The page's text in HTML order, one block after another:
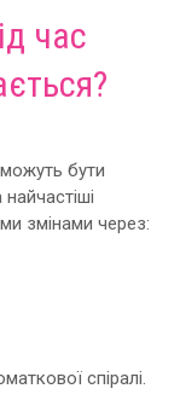
час
можуть бути
змінами через:
спіралі.